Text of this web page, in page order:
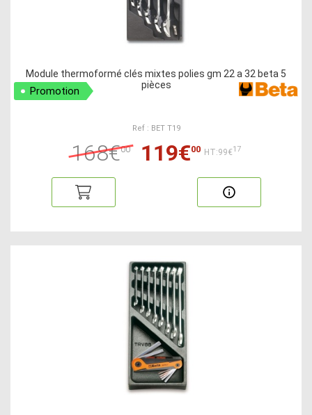
Module thermoformé clés mixtes polies gm 22 a 32 beta 5
pièces
Promotion
Ref : BET T19
168€00 119€00 HT:99€17